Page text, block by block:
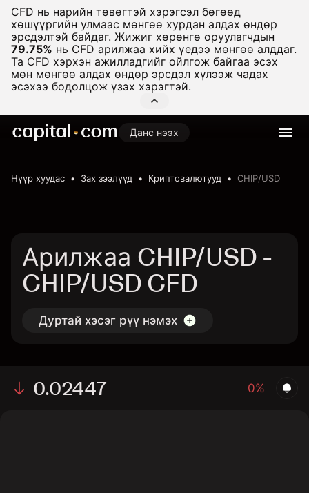
CFD нь нарийн төвөгтэй хэрэгсэл бөгөөд
хөшүүргийн улмаас мөнгөө хурдан алдах өндөр
эрсдэлтэй байдаг. Жижиг хөрөнгө оруулагчдын
79.75% нь CFD арилжаа хийх үедээ мөнгөө алддаг.
Та CFD хэрхэн ажилладгийг ойлгож байгаа эсэх
мөн мөнгөө алдах өндөр эрсдэл хүлээж чадах
эсэхээ бодолцож үзэх хэрэгтэй.
Данс нээх
Нүүр хуудас Зах зээлүүд Криптовалютууд CHIP/USD
Арилжаа CHIP/USD -
CHIP/USD CFD
Дуртай хэсэг рүү нэмэх
0.02447 0%